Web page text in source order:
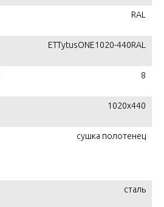
RAL
ETTytusONE1020-440RAL
8
1020x440
сушка полотенец
сталь